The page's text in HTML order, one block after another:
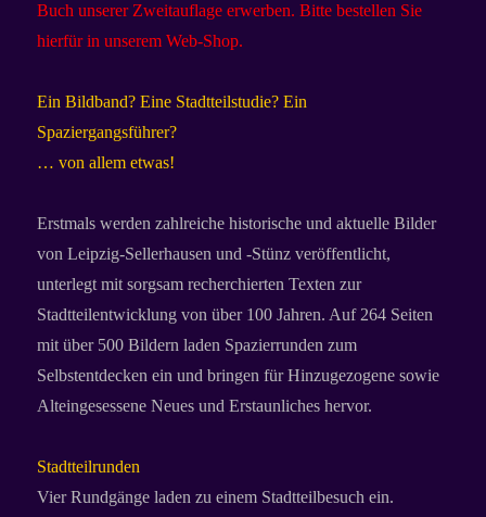
Buch unserer Zweitauflage erwerben. Bitte bestellen Sie
hierfür in unserem Web-Shop.
Ein Bildband? Eine Stadtteilstudie? Ein
Spaziergangsführer?
… von allem etwas!
Erstmals werden zahlreiche historische und aktuelle Bilder
von Leipzig-Sellerhausen und -Stünz veröffentlicht,
unterlegt mit sorgsam recherchierten Texten zur
Stadtteilentwicklung von über 100 Jahren. Auf 264 Seiten
mit über 500 Bildern laden Spazierrunden zum
Selbstentdecken ein und bringen für Hinzugezogene sowie
Alteingesessene Neues und Erstaunliches hervor.
Stadtteilrunden
Vier Rundgänge laden zu einem Stadtteilbesuch ein.